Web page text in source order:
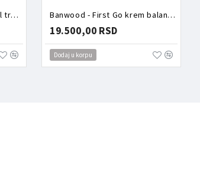
Banwood - Eco scooter teal trotinet Banwood - First Go krem balans bicikl
19.500,00 RSD
Dodaj u korpu